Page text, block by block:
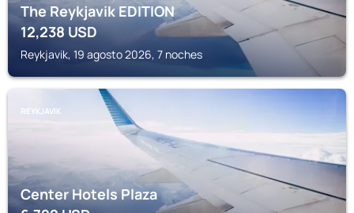
The Reykjavik EDITION
12,238 USD
Reykjavik, 19 agosto 2026, 7 noches
REYKJAVIK
Center Hotels Plaza